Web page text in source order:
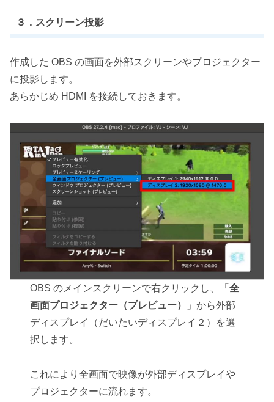
３．スクリーン投影
作成した OBS の画面を外部スクリーンやプロジェクター
に投影します。
あらかじめ HDMI を接続しておきます。
OBS のメインスクリーンで右クリックし、「全
画面プロジェクター（プレビュー）
」から外部
ディスプレイ（だいたいディスプレイ２）を選
択します。
これにより全画面で映像が外部ディスプレイや
プロジェクターに流れます。